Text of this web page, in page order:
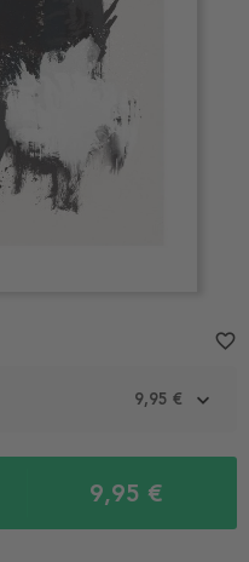
9,95 €
9,95 €
favorite_border